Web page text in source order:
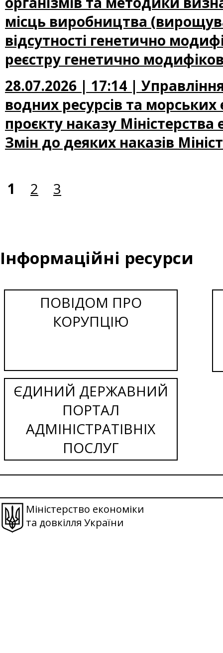
місць виробництва
відсутності генетично
реєстру генетично
28.07.2026 | 17:14 |
водних ресурсів та
проєкту наказу
Змін до деяких наказів
1 2 3
Інформаційні ресурси
ПОВІДОМ ПРО
КОРУПЦІЮ
ЄДИНИЙ ДЕРЖАВНИЙ
ПОРТАЛ
АДМІНІСТРАТІВНІХ
ПОСЛУГ
Міністерство економіки
та довкілля України